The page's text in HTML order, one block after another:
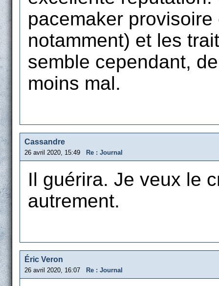
pacemaker
notamment) et les
semble cependant,
moins mal.
Cassandre
26 avril 2020, 15:49 Re : Journal
Il guérira. Je veux le
autrement.
Éric Veron
26 avril 2020, 16:07 Re : Journal